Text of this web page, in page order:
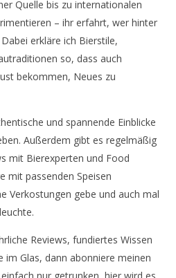
Quelle bis zu internationalen
– ihr erfahrt, wer hinter
erkläre ich Bierstile,
so, dass auch
bekommen, Neues zu
und spannende Einblicke
Außerdem gibt es regelmäßig
mit Bierexperten und Food
mit passenden Speisen
Verkostungen gebe und auch mal
Reviews, fundiertes Wissen
im Glas, dann abonniere meinen